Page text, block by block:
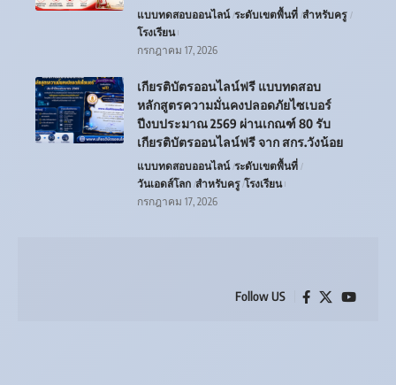
แบบทดสอบออนไลน์ ระดับเขตพื้นที่ สำหรับครู
โรงเรียน
กรกฎาคม 17, 2026
เกียรติบัตรออนไลน์ฟรี แบบทดสอบ
หลักสูตรความมั่นคงปลอดภัยไซเบอร์
ปีงบประมาณ 2569 ผ่านเกณฑ์ 80 รับ
เกียรติบัตรออนไลน์ฟรี จาก สกร.วังน้อย
แบบทดสอบออนไลน์ ระดับเขตพื้นที่
วันเอดส์โลก สำหรับครู โรงเรียน
กรกฎาคม 17, 2026
Follow US